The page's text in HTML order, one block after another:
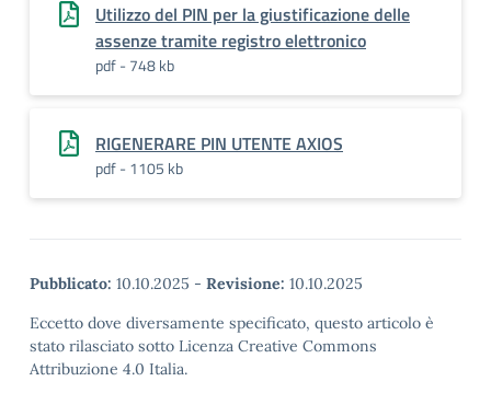
Utilizzo del PIN per la giustificazione delle
assenze tramite registro elettronico
pdf - 748 kb
RIGENERARE PIN UTENTE AXIOS
pdf - 1105 kb
Pubblicato: 10.10.2025 - Revisione: 10.10.2025
Eccetto dove diversamente specificato, questo articolo è
stato rilasciato sotto Licenza Creative Commons
Attribuzione 4.0 Italia.